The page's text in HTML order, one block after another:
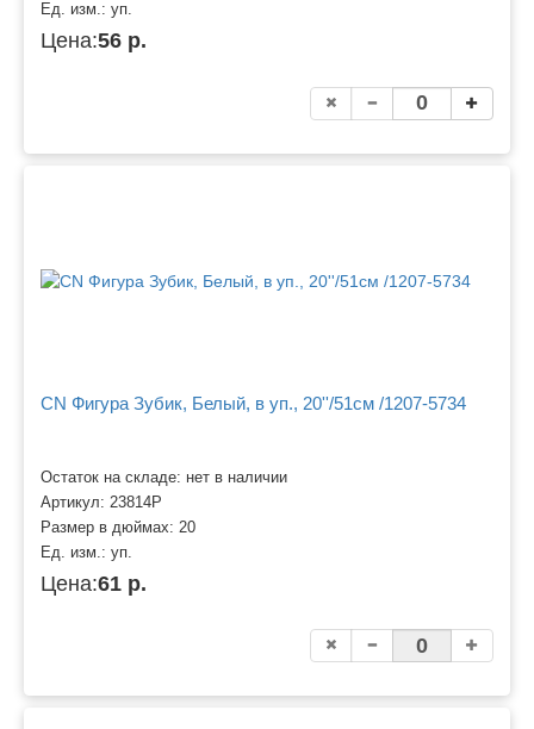
Ед. изм.: уп.
Цена:56 р.
CN Фигура Зубик, Белый, в уп., 20''/51см /1207-5734
Остаток на складе: нет в наличии
Артикул: 23814P
Размер в дюймах: 20
Ед. изм.: уп.
Цена:61 р.